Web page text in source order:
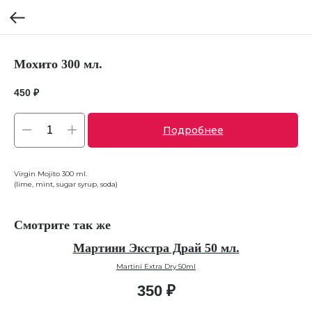
Мохито 300 мл.
450 ₽
Подробнее
Virgin Mojito 300 ml.
(lime, mint, sugar syrup, soda)
Смотрите так же
Мартини Экстра Драй 50 мл.
Martini Extra Dry 50ml
350 ₽